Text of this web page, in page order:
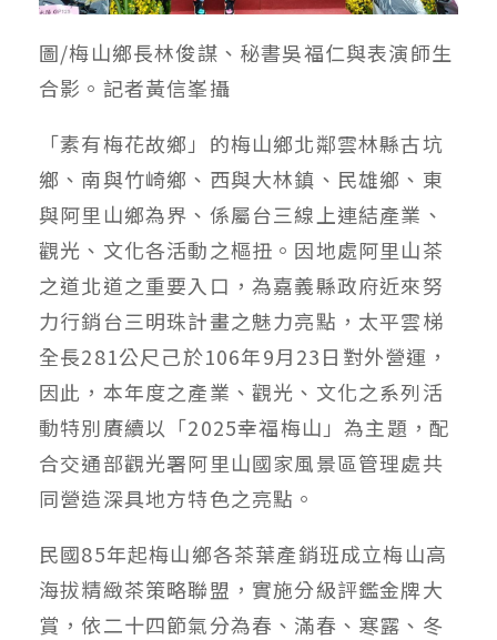
圖/梅山鄉長林俊謀、秘書吳福仁與表演師生
合影。記者黃信峯攝
「素有梅花故鄉」的梅山鄉北鄰雲林縣古坑
鄉、南與竹崎鄉、西與大林鎮、民雄鄉、東
與阿里山鄉為界、係屬台三線上連結產業、
觀光、文化各活動之樞扭。因地處阿里山茶
之道北道之重要入口，為嘉義縣政府近來努
力行銷台三明珠計畫之魅力亮點，太平雲梯
全長281公尺己於106年9月23日對外營運，
因此，本年度之產業、觀光、文化之系列活
動特別賡續以「2025幸福梅山」為主題，配
合交通部觀光署阿里山國家風景區管理處共
同營造深具地方特色之亮點。
民國85年起梅山鄉各茶葉產銷班成立梅山高
海拔精緻茶策略聯盟，實施分級評鑑金牌大
賞，依二十四節氣分為春、滿春、寒露、冬